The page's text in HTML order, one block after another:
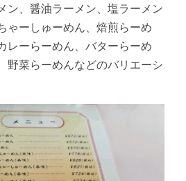
ン、醤油ラーメン、塩ラーメン
ゃーしゅーめん、焙煎らーめ
レーらーめん、バターらーめ
野菜らーめんなどのバリエーシ